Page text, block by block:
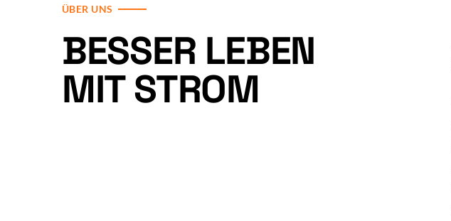
ÜBER UNS
BESSER LEBEN
MIT STROM